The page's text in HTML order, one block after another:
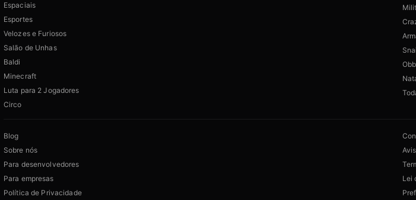
Espaciais
Esportes
Velozes e Furiosos
Salão de Unhas
Baldi
Minecraft
Luta para 2 Jogadores
Circo
Blog
Sobre nós
Para desenvolvedores
Para empresas
Política de Privacidade
Lei